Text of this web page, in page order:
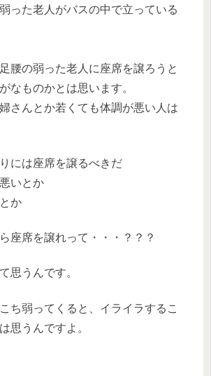
った老人がバスの中で立っている
腰の弱った老人に座席を譲ろうと
なものかとは思います。
さんとか若くても体調が悪い人は
には座席を譲るべきだ
いとか
か
座席を譲れって・・・？？？
思うんです。
ち弱ってくると、イライラするこ
思うんですよ。